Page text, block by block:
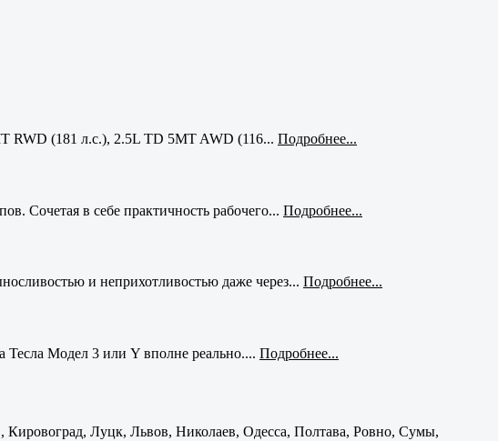
RWD (181 л.с.), 2.5L TD 5MT AWD (116... Подробнее...
Сочетая в себе практичность рабочего... Подробнее...
и неприхотливостью даже через... Подробнее...
Тесла Модел 3 или Y вполне реально.... Подробнее...
Луцк, Львов, Николаев, Одесса, Полтава, Ровно, Сумы,